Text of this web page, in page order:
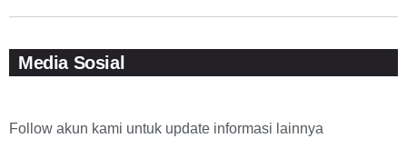
Media Sosial
Follow akun kami untuk update informasi lainnya